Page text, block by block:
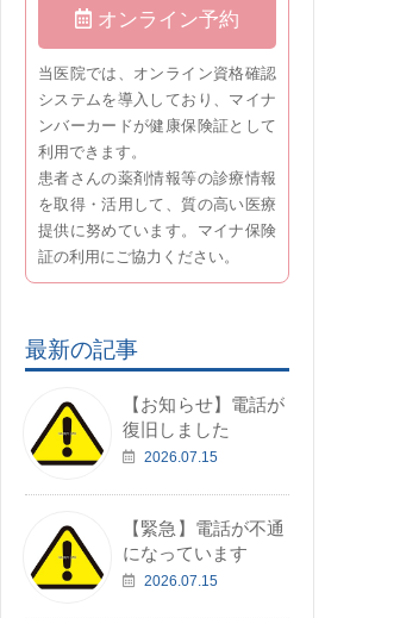
オンライン予約
当医院では、オンライン資格確認
システムを導入しており、マイナ
ンバーカードが健康保険証として
利用できます。
患者さんの薬剤情報等の診療情報
を取得・活用して、質の高い医療
提供に努めています。マイナ保険
証の利用にご協力ください。
最新の記事
【お知らせ】電話が
復旧しました
2026.07.15
【緊急】電話が不通
になっています
2026.07.15